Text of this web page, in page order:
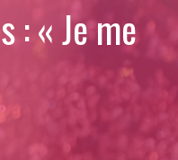
: « Je me